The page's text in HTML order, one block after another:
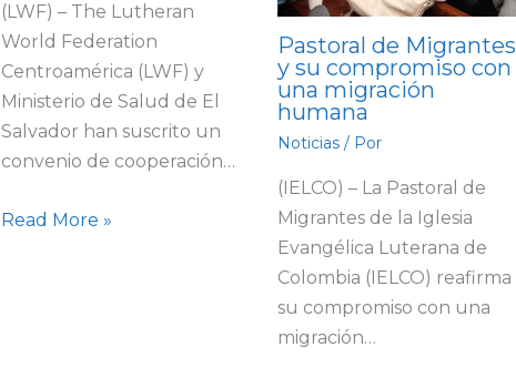
(LWF) – The Lutheran
World Federation
Centroamérica (LWF) y
Ministerio de Salud de El
Salvador han suscrito un
convenio de cooperación…
Read More »
Pastoral de Migrantes
y su compromiso con
una migración
humana
Noticias/ Por
(IELCO) – La Pastoral de
Migrantes de la Iglesia
Evangélica Luterana de
Colombia (IELCO) reafirma
su compromiso con una
migración…